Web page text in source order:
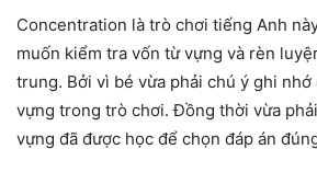
Concentration là trò chơi tiếng Anh
muốn kiểm tra vốn từ vựng và rèn
trung. Bởi vì bé vừa phải chú ý ghi nhớ
vựng trong trò chơi. Đồng thời vừa
vựng đã được học để chọn đáp án